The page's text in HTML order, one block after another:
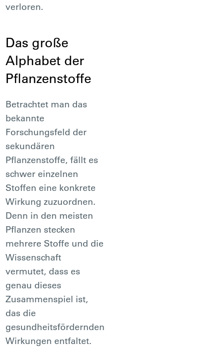
verloren.
Das große
Alphabet der
Pflanzenstoffe
Betrachtet man das
bekannte
Forschungsfeld der
sekundären
Pflanzenstoffe, fällt es
schwer einzelnen
Stoffen eine konkrete
Wirkung zuzuordnen.
Denn in den meisten
Pflanzen stecken
mehrere Stoffe und die
Wissenschaft
vermutet, dass es
genau dieses
Zusammenspiel ist,
das die
gesundheitsfördernden
Wirkungen entfaltet.